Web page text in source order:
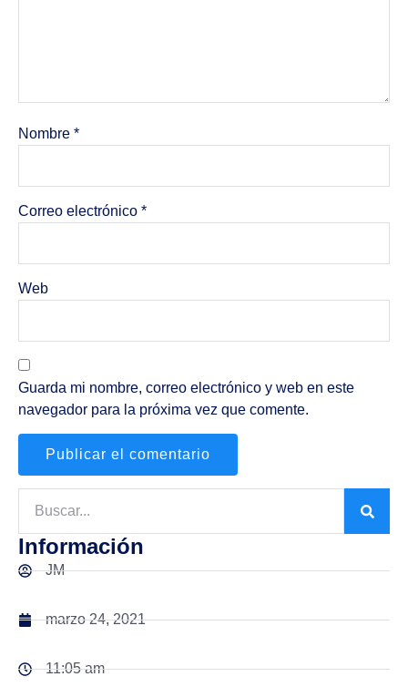
Nombre *
Correo electrónico *
Web
Guarda mi nombre, correo electrónico y web en este
navegador para la próxima vez que comente.
Información
JM
marzo 24, 2021
11:05 am